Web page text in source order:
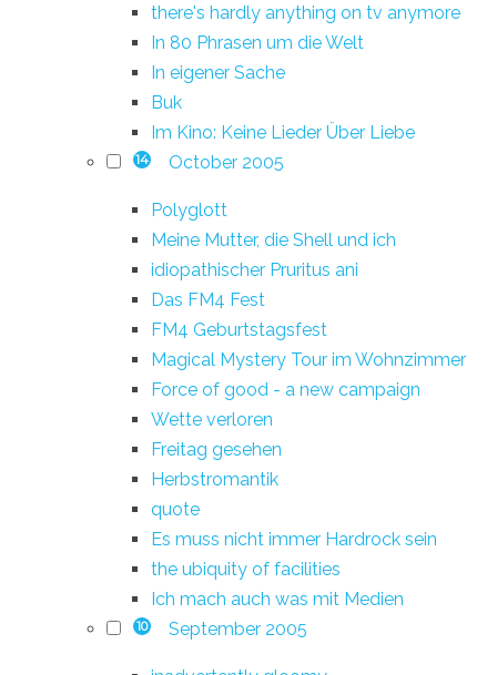
there's hardly anything on tv anymore
In 80 Phrasen um die Welt
In eigener Sache
Buk
Im Kino: Keine Lieder Über Liebe
14 October 2005
Polyglott
Meine Mutter, die Shell und ich
idiopathischer Pruritus ani
Das FM4 Fest
FM4 Geburtstagsfest
Magical Mystery Tour im Wohnzimmer
Force of good - a new campaign
Wette verloren
Freitag gesehen
Herbstromantik
quote
Es muss nicht immer Hardrock sein
the ubiquity of facilities
Ich mach auch was mit Medien
10 September 2005